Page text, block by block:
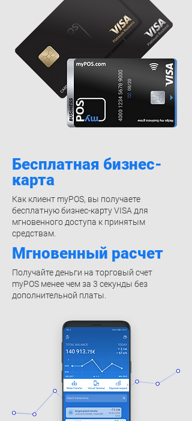
Бесплатная бизнес-
карта
Как клиент myPOS, вы получаете
бесплатную бизнес-карту VISA для
мгновенного доступа к принятым
средствам.
Мгновенный расчет
Получайте деньги на торговый счет
myPOS менее чем за 3 секунды без
дополнительной платы.